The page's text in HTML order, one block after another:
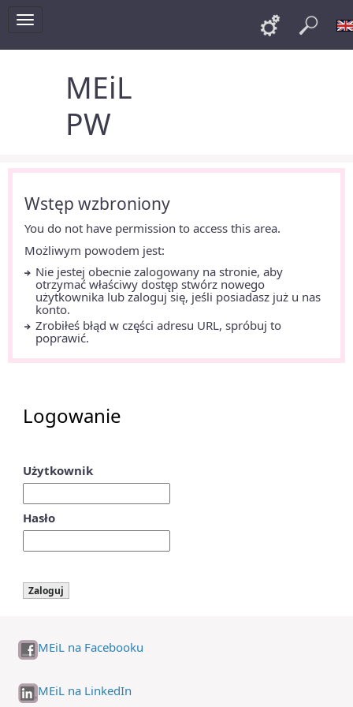
Toggle
navigation
Links
MEiL
PW
Wstęp wzbroniony
You do not have permission to access this area.
Możliwym powodem jest:
Nie jestej obecnie zalogowany na stronie, aby
otrzymać właściwy dostęp stwórz nowego
użytkownika lub zaloguj się, jeśli posiadasz już u nas
konto.
Zrobiłeś błąd w części adresu URL, spróbuj to
poprawić.
Logowanie
Użytkownik
Hasło
MEiL na Facebooku
MEiL na LinkedIn